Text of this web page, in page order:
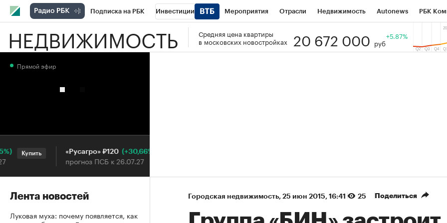
Подписка на РБК Инвестиции Мероприятия Отрасли Недвижимость Autonews РБК
РБК Вино Спорт Школа управления РБК РБК Образование Тренды
НЕДВИЖИМОСТЬ
Средняя цена квартиры
в московских новостройках
20 672 000 руб
+5.87%
Городская недвижимость⁠, 25 июн 2015, 16:41 25 Поделиться
Прямой эфир
Купить «Русагро» ₽120 (+30,66%)
прогноз ПСБ к 26.07.27
Лента новостей
Луковая муха: почему появляется, как